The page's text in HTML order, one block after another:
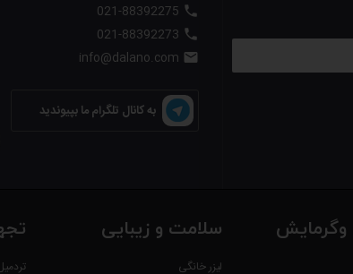



به کانال تلگرام ما بپیوندید
سلامت و زیبایی
لیزر خانگی